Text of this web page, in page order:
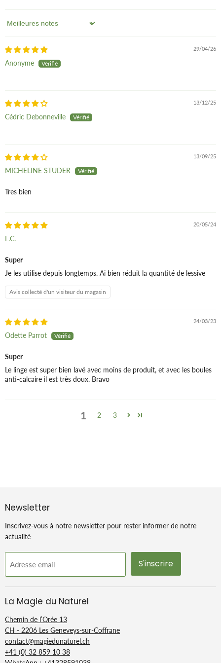
Sort by
29/04/26
Anonyme
13/12/25
Cédric Debonneville
13/09/25
MICHELINE STUDER
Tres bien
20/05/24
L.C.
Super
Je les utilise depuis longtemps. Ai bien réduit la quantité de lessive
Avis collecté d'un visiteur du magasin
24/03/23
Odette Parrot
Super
Le linge est super bien lavé avec moins de produit, et avec les boules
anti-calcaire il est très doux. Bravo
1 2 3
Newsletter
Inscrivez-vous à notre newsletter pour rester informer de notre
actualité
Adresse email S'inscrire
La Magie du Naturel
Chemin de l’Orée 13
CH - 2206 Les Geneveys-sur-Coffrane
contact@magiedunaturel.ch
+41 (0) 32 859 10 38